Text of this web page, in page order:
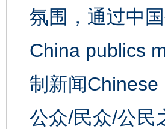
氛围，通过中
China publics
制新闻
公众/民众/公民